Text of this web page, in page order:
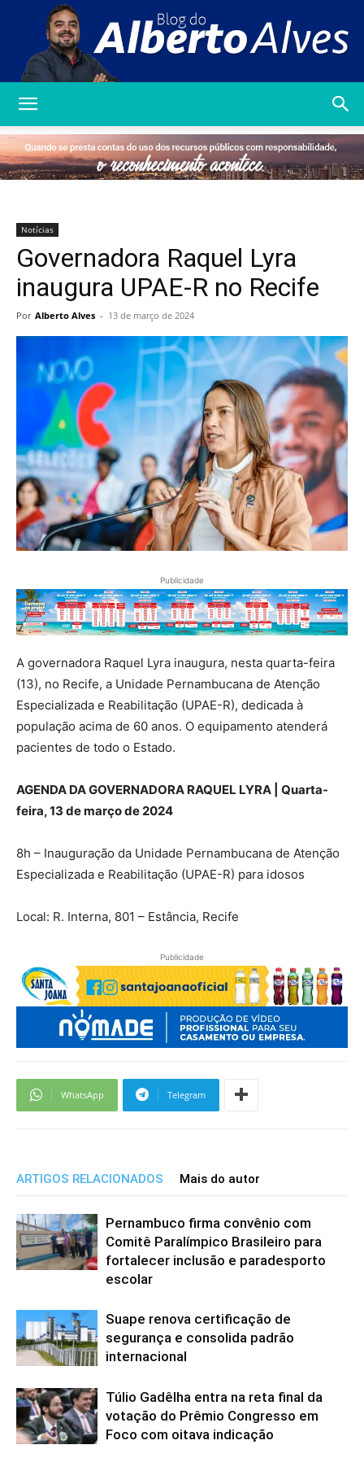
Alberto
Alves
Notícias
Governadora Raquel Lyra
inaugura UPAE-R no Recife
Por Alberto Alves - 13 de março de 2024
Publicidade
A governadora Raquel Lyra inaugura, nesta quarta-feira
(13), no Recife, a Unidade Pernambucana de Atenção
Especializada e Reabilitação (UPAE-R), dedicada à
população acima de 60 anos. O equipamento atenderá
pacientes de todo o Estado.
AGENDA DA GOVERNADORA RAQUEL LYRA | Quarta-
feira, 13 de março de 2024
8h – Inauguração da Unidade Pernambucana de Atenção
Especializada e Reabilitação (UPAE-R) para idosos
Local: R. Interna, 801 – Estância, Recife
Publicidade
WhatsApp Telegram
ARTIGOS RELACIONADOS Mais do autor
Pernambuco firma convênio com
Comitê Paralímpico Brasileiro para
fortalecer inclusão e paradesporto
escolar
Suape renova certificação de
segurança e consolida padrão
internacional
Túlio Gadêlha entra na reta final da
votação do Prêmio Congresso em
Foco com oitava indicação